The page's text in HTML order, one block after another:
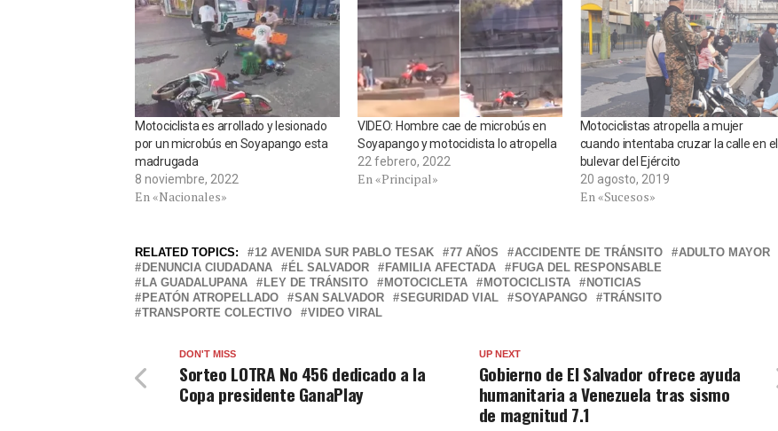
Motociclista es arrollado y lesionado
por un microbús en Soyapango esta
madrugada
8 noviembre, 2022
En «Nacionales»
VIDEO: Hombre cae de microbús en
Soyapango y motociclista lo atropella
22 febrero, 2022
En «Principal»
Motociclistas atropella a mujer
cuando intentaba cruzar la calle en el
bulevar del Ejército
20 agosto, 2019
En «Sucesos»
RELATED TOPICS: 12 AVENIDA SUR PABLO TESAK 77 AÑOS ACCIDENTE DE TRÁNSITO
ADULTO MAYOR
DENUNCIA CIUDADANA
ÉL SALVADOR FAMILIA AFECTADA
FUGA DEL RESPONSABLE
LA GUADALUPANA
LEY DE TRÁNSITO MOTOCICLETA MOTOCICLISTA
NOTICIAS
PEATÓN ATROPELLADO
SAN SALVADOR SEGURIDAD VIAL SOYAPANGO
TRÁNSITO
TRANSPORTE COLECTIVO
VIDEO VIRAL
UP NEXT
Gobierno de El Salvador ofrece ayuda
humanitaria a Venezuela tras sismo
de magnitud 7.1
DON'T MISS
Sorteo LOTRA No 456 dedicado a la
Copa presidente GanaPlay